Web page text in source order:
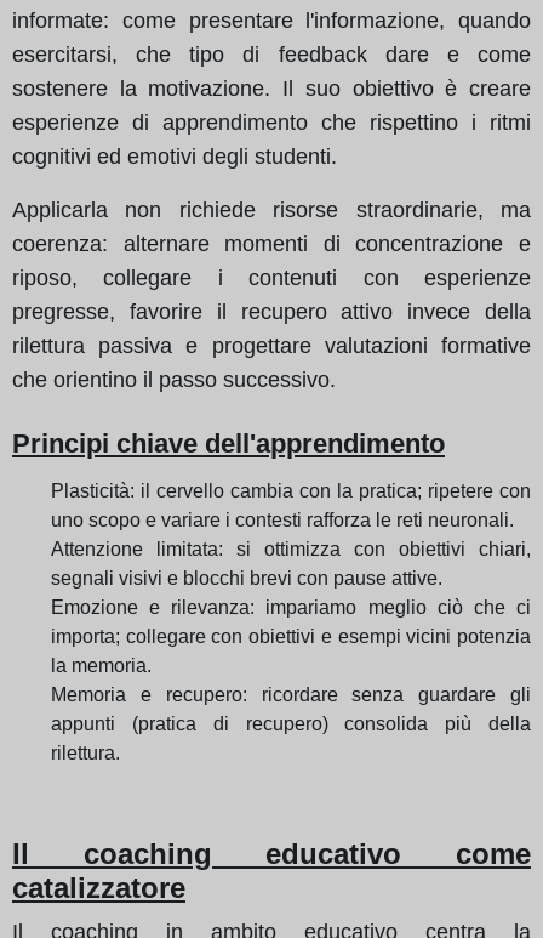
informate: come presentare l'informazione, quando
esercitarsi, che tipo di feedback dare e come
sostenere la motivazione. Il suo obiettivo è creare
esperienze di apprendimento che rispettino i ritmi
cognitivi ed emotivi degli studenti.
Applicarla non richiede risorse straordinarie, ma
coerenza: alternare momenti di concentrazione e
riposo, collegare i contenuti con esperienze
pregresse, favorire il recupero attivo invece della
rilettura passiva e progettare valutazioni formative
che orientino il passo successivo.
Principi chiave dell'apprendimento
Plasticità: il cervello cambia con la pratica; ripetere con
uno scopo e variare i contesti rafforza le reti neuronali.
Attenzione limitata: si ottimizza con obiettivi chiari,
segnali visivi e blocchi brevi con pause attive.
Emozione e rilevanza: impariamo meglio ciò che ci
importa; collegare con obiettivi e esempi vicini potenzia
la memoria.
Memoria e recupero: ricordare senza guardare gli
appunti (pratica di recupero) consolida più della
rilettura.
Il coaching educativo come
catalizzatore
Il coaching in ambito educativo centra la